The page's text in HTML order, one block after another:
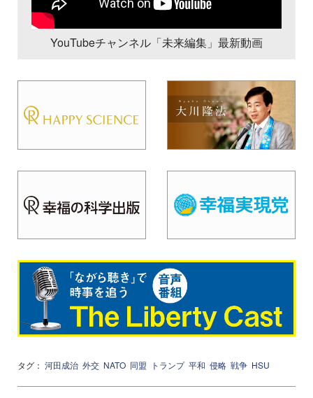
YouTubeチャンネル「未来編集」最新動画
タグ： 河田成治 外交 NATO 同盟 トランプ 平和 侵略 戦争 HSU